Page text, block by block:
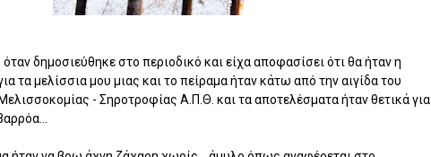
όταν δημοσιεύθηκε στο περιοδικό και είχα αποφασίσει ότι θα ήταν η
τα μελίσσια μου μιας και το πείραμα ήταν κάτω από την αιγίδα του
- Σηροτροφίας Α.Π.Θ. και τα αποτελέσματα ήταν θετικά για